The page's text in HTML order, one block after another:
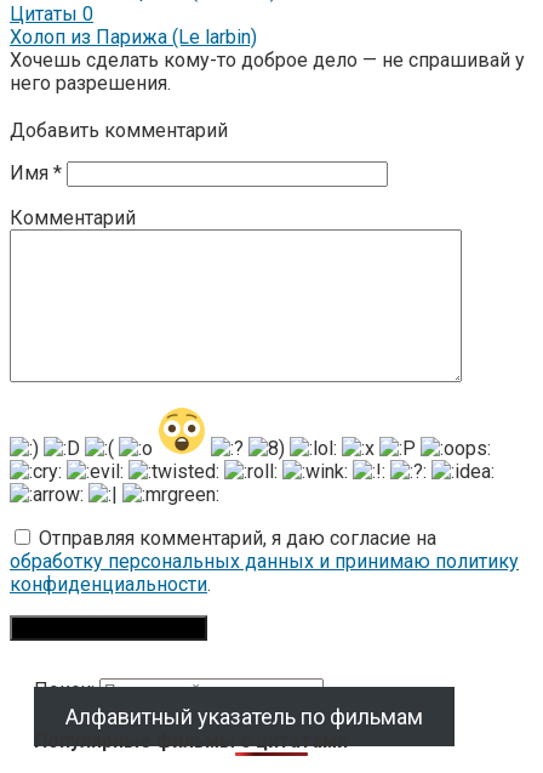
Цитаты 0
Холоп из Парижа (Le larbin)
Хочешь сделать кому-то доброе дело — не спрашивай у
него разрешения.
Добавить комментарий
Имя *
Комментарий
Отправляя комментарий, я даю согласие на
обработку персональных данных и принимаю политику
конфиденциальности.
Поиск:
Алфавитный указатель по фильмам
Популярные фильмы с цитатами